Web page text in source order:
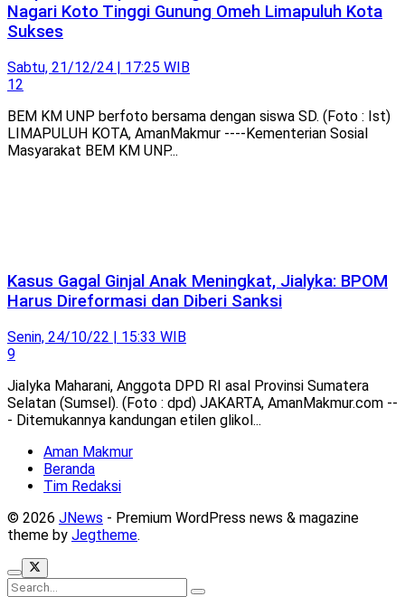
Nagari Koto Tinggi Gunung Omeh Limapuluh Kota
Sukses
Sabtu, 21/12/24 | 17:25 WIB
12
BEM KM UNP berfoto bersama dengan siswa SD. (Foto : Ist)
LIMAPULUH KOTA, AmanMakmur ----Kementerian Sosial
Masyarakat BEM KM UNP...
Kasus Gagal Ginjal Anak Meningkat, Jialyka: BPOM
Harus Direformasi dan Diberi Sanksi
Senin, 24/10/22 | 15:33 WIB
9
Jialyka Maharani, Anggota DPD RI asal Provinsi Sumatera
Selatan (Sumsel). (Foto : dpd) JAKARTA, AmanMakmur.com --
- Ditemukannya kandungan etilen glikol...
Aman Makmur
Beranda
Tim Redaksi
© 2026 JNews - Premium WordPress news & magazine
theme by Jegtheme.